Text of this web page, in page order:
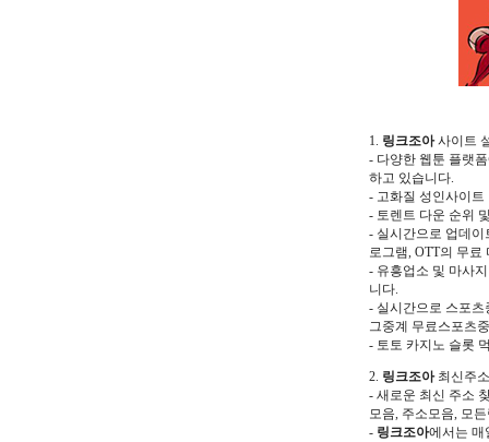
1. 링크조아사이트
- 다양한 웹툰 플랫
하고 있습니다.
- 고화질 성인사이
- 토렌트 다운 순위
- 실시간으로 업데
로그램, OTT의 무
- 유흥업소 및 마사
니다.
- 실시간으로 스포츠
그중계 무료스포츠
- 토토 카지노 슬롯
2. 링크조아최신주
- 새로운 최신 주소
모음, 주소모음, 모
- 링크조아에서는 매